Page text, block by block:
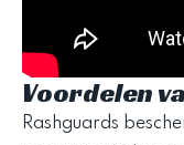
Voordelen
Rashguards